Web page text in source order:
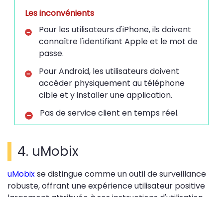
Les inconvénients
Pour les utilisateurs d'iPhone, ils doivent
connaître l'identifiant Apple et le mot de
passe.
Pour Android, les utilisateurs doivent
accéder physiquement au téléphone
cible et y installer une application.
Pas de service client en temps réel.
4. uMobix
uMobixse distingue comme un outil de surveillance
robuste, offrant une expérience utilisateur positive